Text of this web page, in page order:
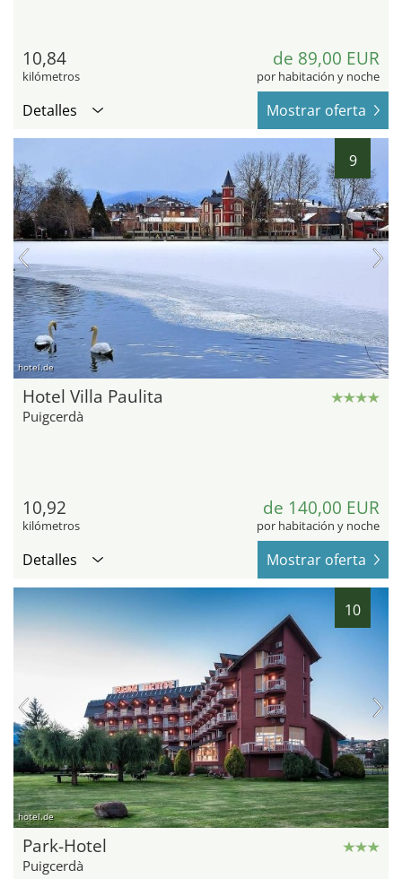
10,84
kilómetros
de 89,00 EUR
por habitación y noche
Detalles Mostrar oferta
9
hotel.de
Hotel Villa Paulita
Puigcerdà
10,92
kilómetros
de 140,00 EUR
por habitación y noche
Detalles Mostrar oferta
10
hotel.de
Park-Hotel
Puigcerdà